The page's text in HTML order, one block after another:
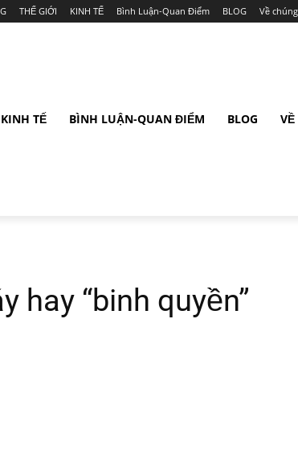
THẾ GIỚI KINH TẾ Bình Luận-Quan Điểm BLOG Về
KINH TẾ BÌNH LUẬN-QUAN ĐIỂM BLOG VỀ
hay “binh quyền”